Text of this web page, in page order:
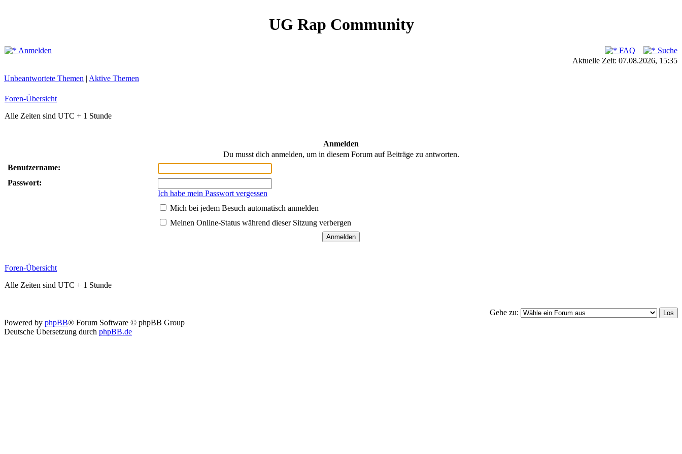
UG Rap Community
Anmelden FAQ
Suche
Aktuelle Zeit: 07.08.2026, 15:35
Unbeantwortete Themen | Aktive Themen
Foren-Übersicht
Alle Zeiten sind UTC + 1 Stunde
Anmelden
Du musst dich anmelden, um in diesem Forum auf Beiträge zu antworten.
Benutzername:
Passwort:
Ich habe mein Passwort vergessen
Mich bei jedem Besuch automatisch anmelden
Meinen Online-Status während dieser Sitzung verbergen
Foren-Übersicht
Alle Zeiten sind UTC + 1 Stunde
Gehe zu:
Powered by phpBB® Forum Software © phpBB Group
Deutsche Übersetzung durch phpBB.de